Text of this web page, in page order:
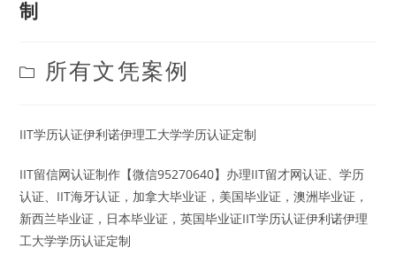
制
Post
category:
所有文凭案例
IIT学历认证伊利诺伊理工大学学历认证定制
IIT留信网认证制作【微信95270640】办理IIT留才网认证、学历
认证、IIT海牙认证，加拿大毕业证，美国毕业证，澳洲毕业证，
新西兰毕业证，日本毕业证，英国毕业证IIT学历认证伊利诺伊理
工大学学历认证定制